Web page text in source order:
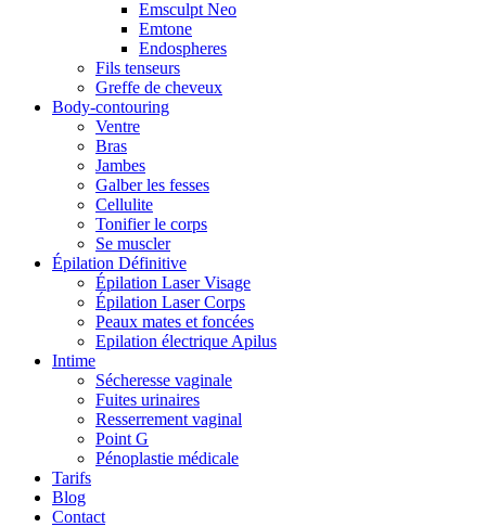
Emsculpt Neo
Emtone
Endospheres
Fils tenseurs
Greffe de cheveux
Body-contouring
Ventre
Bras
Jambes
Galber les fesses
Cellulite
Tonifier le corps
Se muscler
Épilation Définitive
Épilation Laser Visage
Épilation Laser Corps
Peaux mates et foncées
Epilation électrique Apilus
Intime
Sécheresse vaginale
Fuites urinaires
Resserrement vaginal
Point G
Pénoplastie médicale
Tarifs
Blog
Contact